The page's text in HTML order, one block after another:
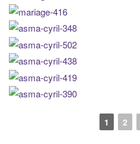
1 2